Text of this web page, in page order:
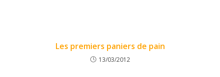
Les premiers paniers de pain
13/03/2012